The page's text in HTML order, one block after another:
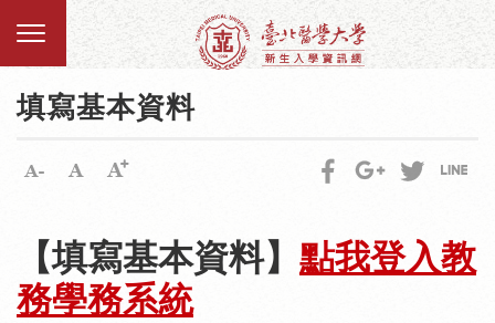
填寫基本資料
【填寫基本資料】 點我登入教
務學務系統